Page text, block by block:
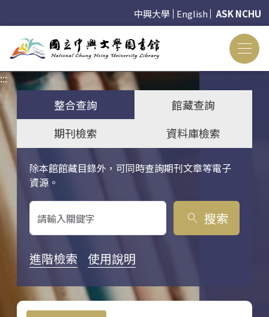
中興大學 English ASK NCHU
:::
整合查詢
館藏查詢
期刊檢索
資料庫檢索
除本館館藏目錄外，可同時查詢期刊文章等電子
資源。
關鍵字搜尋
search 搜索
進階檢索 使用說明